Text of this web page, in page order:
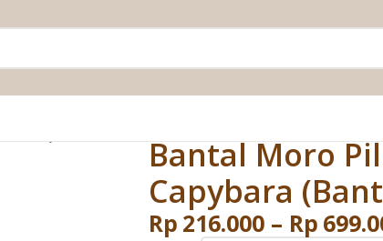
Bantal Moro
Capybara
Rp 216.000 – Rp